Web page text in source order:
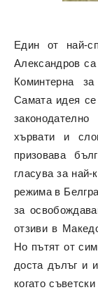
Един от най-
Александров
Коминтерна
Самата идея
хървати и
призовава
гласува за най-
режима в
за
отзиви в
Но пътят от
доста дълъг и
когато